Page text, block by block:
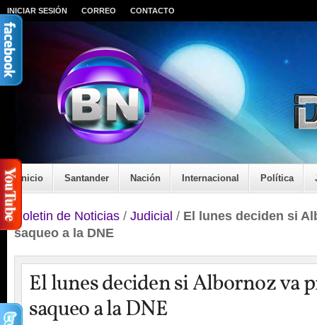
INICIAR SESIÓN CORREO CONTACTO
Inicio Santander Nación Internacional Política
Boletin de Noticias / Judicial / El lunes deciden si
saqueo a la DNE
El lunes deciden si Albornoz va
saqueo a la DNE